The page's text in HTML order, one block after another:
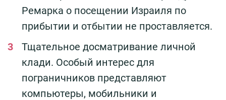
Ремарка о посещении Израиля по
прибытии и отбытии не проставляется.
Тщательное досматривание личной
клади. Особый интерес для
пограничников представляют
компьютеры, мобильники и